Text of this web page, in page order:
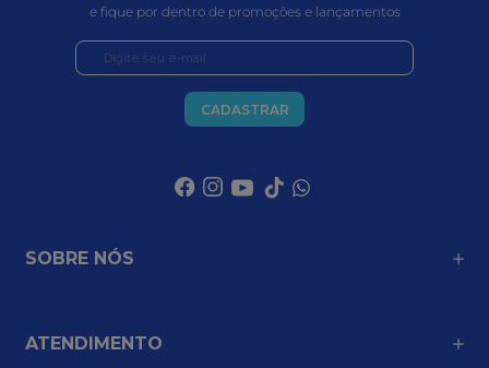
e fique por dentro de promoções e lançamentos
CADASTRAR
SOBRE NÓS
ATENDIMENTO